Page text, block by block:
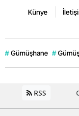
Künye
# Gümüşhane #
RSS